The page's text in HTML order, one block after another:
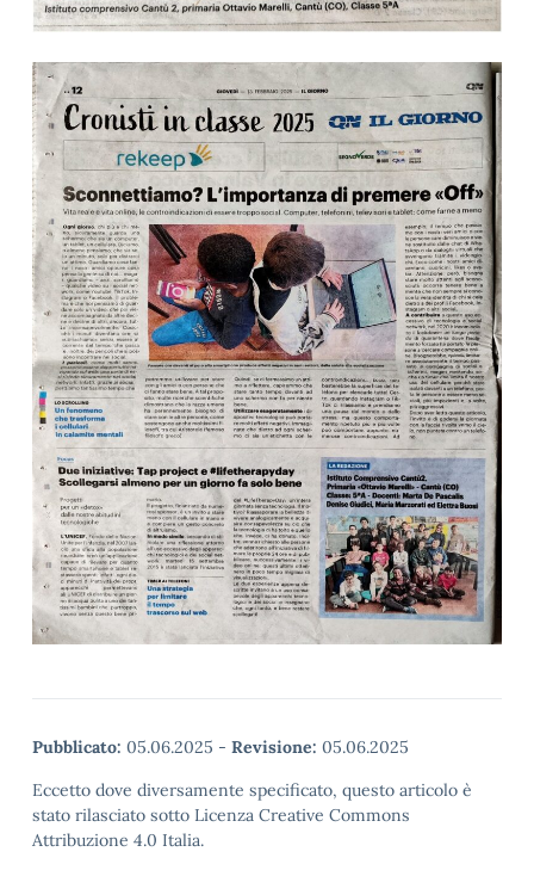
Pubblicato: 05.06.2025 - Revisione: 05.06.2025
Eccetto dove diversamente specificato, questo articolo è
stato rilasciato sotto Licenza Creative Commons
Attribuzione 4.0 Italia.